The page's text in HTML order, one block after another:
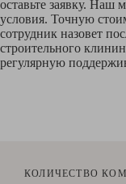
оставьте заявку. Наш
условия. Точную
сотрудник назовет
строительного
регулярную
КОЛИЧЕСТВО